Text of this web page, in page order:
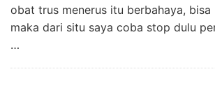
obat trus menerus itu berbahaya, bisa
maka dari situ saya coba stop dulu
…